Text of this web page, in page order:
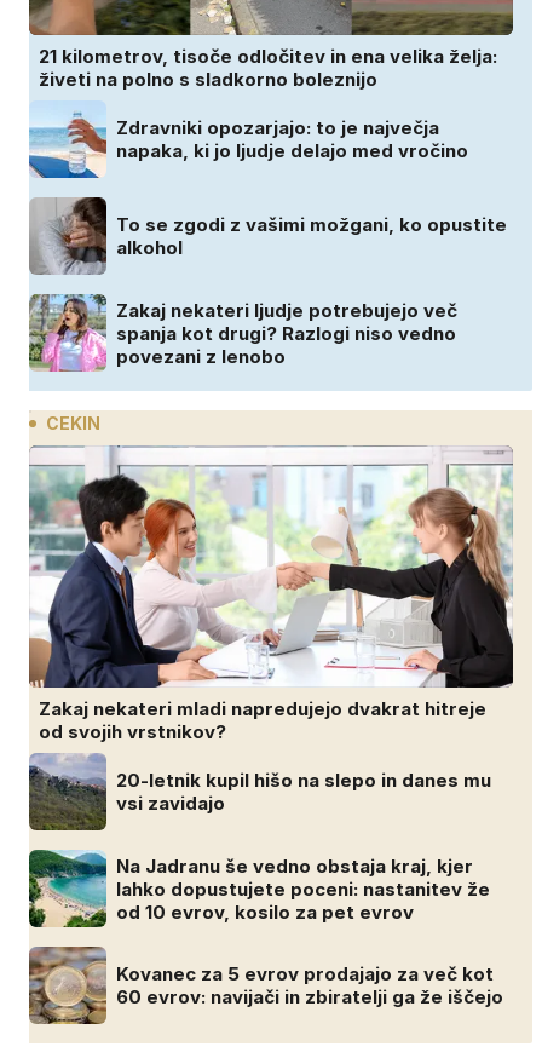
21 kilometrov, tisoče odločitev in ena velika želja:
živeti na polno s sladkorno boleznijo
Zdravniki opozarjajo: to je največja
napaka, ki jo ljudje delajo med vročino
To se zgodi z vašimi možgani, ko opustite
alkohol
Zakaj nekateri ljudje potrebujejo več
spanja kot drugi? Razlogi niso vedno
povezani z lenobo
CEKIN
Zakaj nekateri mladi napredujejo dvakrat hitreje
od svojih vrstnikov?
20-letnik kupil hišo na slepo in danes mu
vsi zavidajo
Na Jadranu še vedno obstaja kraj, kjer
lahko dopustujete poceni: nastanitev že
od 10 evrov, kosilo za pet evrov
Kovanec za 5 evrov prodajajo za več kot
60 evrov: navijači in zbiratelji ga že iščejo